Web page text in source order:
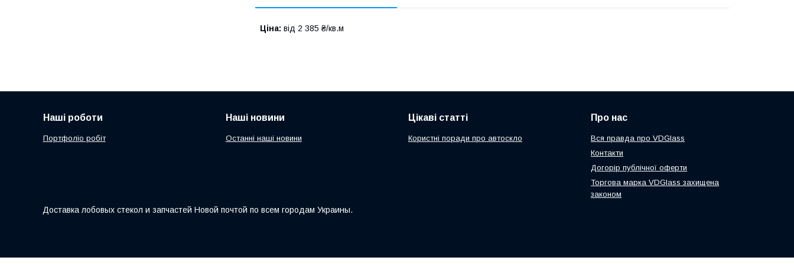
Ціна: від 2 385 ₴/кв.м
Наші роботи
Портфоліо робіт
Наші новини
Останні наші новини
Цікаві статті
Користні поради про автоскло
Про нас
Вся правда про VDGlass
Контакти
Догорір публічної оферти
Торгова марка VDGlass захищена
законом
Доставка лобовых стекол и запчастей Новой почтой по всем городам Украины.